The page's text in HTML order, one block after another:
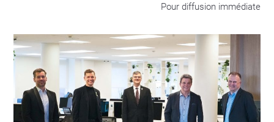
Pour diffusion immédiate